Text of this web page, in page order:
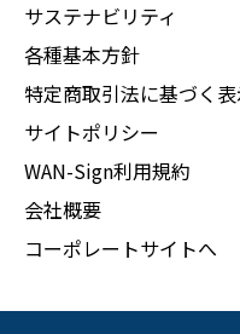
サステナビリティ
各種基本方針
特定商取引法に基づく
サイトポリシー
WAN-Sign利用規約
会社概要
コーポレートサイトへ